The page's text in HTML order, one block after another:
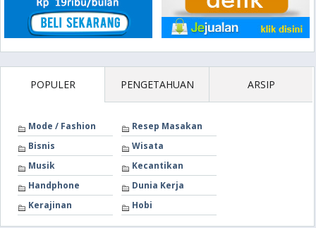
POPULER PENGETAHUAN ARSIP
Mode / Fashion
Resep Masakan
Bisnis
Wisata
Musik
Kecantikan
Handphone
Dunia Kerja
Kerajinan
Hobi